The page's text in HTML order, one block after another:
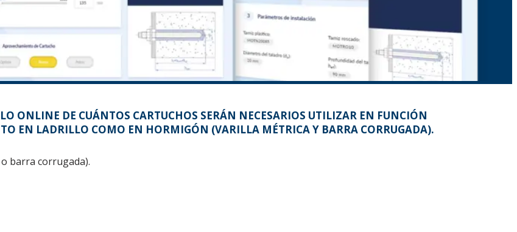
ONLINE DE CUÁNTOS CARTUCHOS SERÁN NECESARIOS UTILIZAR EN FUNCIÓN
EN LADRILLO COMO EN HORMIGÓN (VARILLA MÉTRICA Y BARRA CORRUGADA).
barra corrugada).